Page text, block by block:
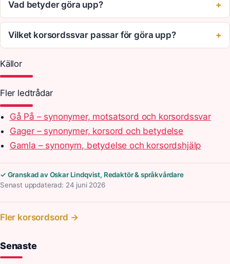
Vad betyder göra upp?
Vilket korsordssvar passar för göra upp?
Källor
Fler ledtrådar
Gå På – synonymer, motsatsord och korsordssvar
Gager – synonymer, korsord och betydelse
Gamla – synonym, betydelse och korsordshjälp
✓ Granskad av Oskar Lindqvist, Redaktör & språkvårdare
Senast uppdaterad: 24 juni 2026
Fler korsordsord →
Senaste